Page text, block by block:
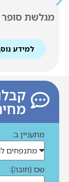
סלייד
מתעניין ב:
שם (חובה):